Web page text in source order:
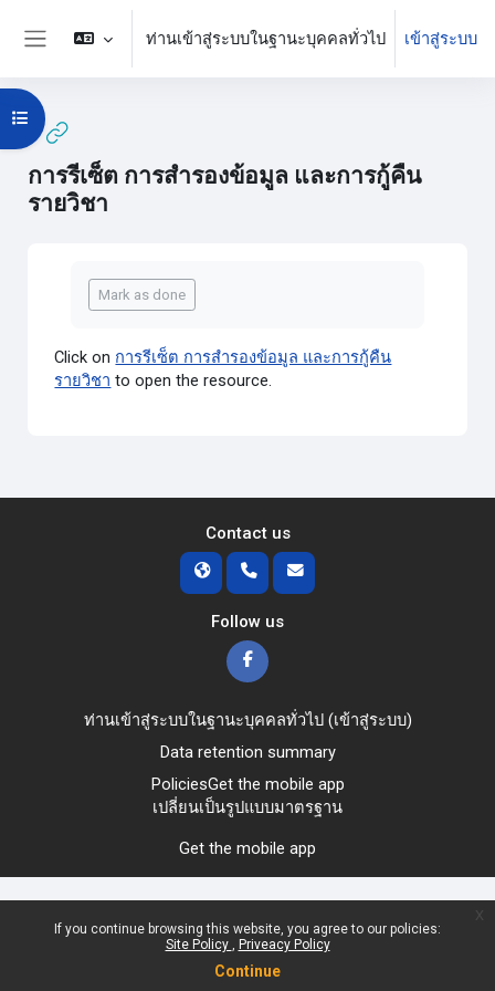
ข้ามไปที่เนื้อหาหลัก
If you continue browsing this website, you agree to our policies:
Site Policy
Priveacy Policy
Continue
ท่านเข้าสู่ระบบในฐานะบุคคลทั่วไป เข้าสู่ระบบ
การรีเซ็ต การสำรองข้อมูล และการกู้คืน
รายวิชา
Open course index
Mark as done
Click on การรีเซ็ต การสำรองข้อมูล และการกู้คืน
รายวิชา to open the resource.
Contact us
Follow us
ท่านเข้าสู่ระบบในฐานะบุคคลทั่วไป (เข้าสู่ระบบ)
Data retention summary
PoliciesGet the mobile app
เปลี่ยนเป็นรูปแบบมาตรฐาน
Get the mobile app